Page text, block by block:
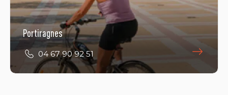
Portiragnes
04 67 90 92 51